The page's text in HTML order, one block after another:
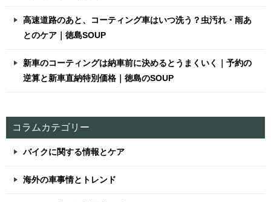
高速道路のあと、コーティング車はいつ洗う？虫汚れ・雨あ
とのケア｜徳島SOUP
新車のコーティングは納車前に決めるとうまくいく｜予約の
逆算と新車直納特別価格｜徳島のSOUP
コラムカテゴリー
バイクに関する情報とケア
海外の車事情とトレンド